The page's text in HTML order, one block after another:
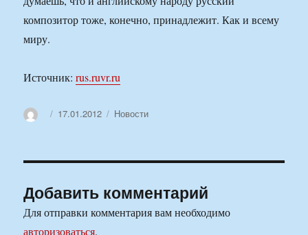
композитор тоже, конечно, принадлежит. Как и всему
миру.
Источник:rus.ruvr.ru
АвторОпубликовано
17.01.2012 Рубрики
Новости
Добавить комментарий
Для отправки комментария вам необходимо
авторизоваться.